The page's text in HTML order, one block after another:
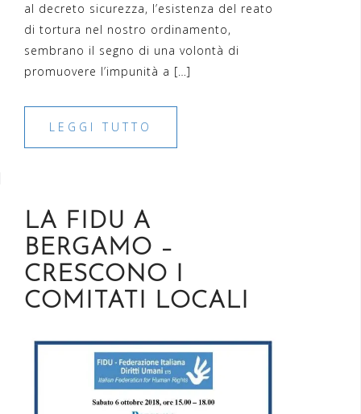
al decreto sicurezza, l’esistenza del reato
di tortura nel nostro ordinamento,
sembrano il segno di una volontà di
promuovere l’impunità a […]
LEGGI TUTTO
LA FIDU A
BERGAMO –
CRESCONO I
COMITATI LOCALI